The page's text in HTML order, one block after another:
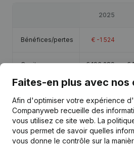
2025
Bénéfices/pertes € -1 524
Capitaux propres €196 289 €
Faites-en plus avec nos
Afin d'optimiser votre expérience
Companyweb recueille des
vous utilisez ce site web. La
vous permet de savoir quelles
vous donne le contrôle sur la